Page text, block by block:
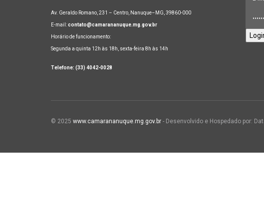
Av. Geraldo Romano, 231 – Centro, Nanuque–MG, 39860-000
E-mail:contato@camarananuque.mg.gov.br
Horário de funcionamento:
Segunda a quinta 12h às 18h, sexta-feira 8h às 14h
Telefone: (33) 4042-0028
© 2025 www.camarananuque.mg.gov.br - Desenvolvido e Hospedado por: